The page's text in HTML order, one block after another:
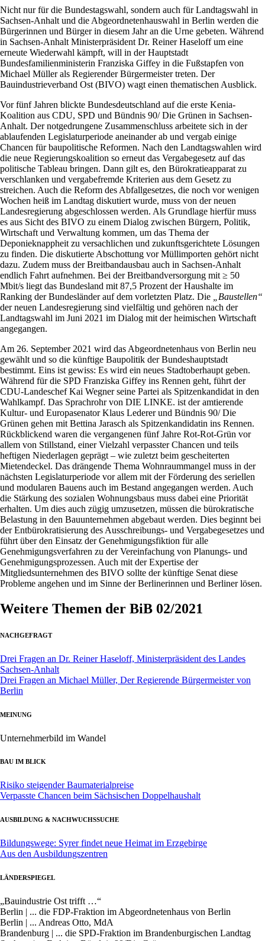
Nicht nur für die Bundestagswahl, sondern auch für Landtagswahl in
Sachsen-Anhalt und die Abgeordnetenhauswahl in Berlin werden die
Bürgerinnen und Bürger in diesem Jahr an die Urne gebeten. Während
in Sachsen-Anhalt Ministerpräsident Dr. Reiner Haseloff um eine
erneute Wiederwahl kämpft, will in der Hauptstadt
Bundesfamilienministerin Franziska Giffey in die Fußstapfen von
Michael Müller als Regierender Bürgermeister treten. Der
Bauindustrieverband Ost (BIVO) wagt einen thematischen Ausblick.
Vor fünf Jahren blickte Bundesdeutschland auf die erste Kenia-
Koalition aus CDU, SPD und Bündnis 90/ Die Grünen in Sachsen-
Anhalt. Der notgedrungene Zusammenschluss arbeitete sich in der
ablaufenden Legislaturperiode aneinander ab und vergab einige
Chancen für baupolitische Reformen. Nach den Landtagswahlen wird
die neue Regierungskoalition so erneut das Vergabegesetz auf das
politische Tableau bringen. Dann gilt es, den Bürokratieapparat zu
verschlanken und vergabefremde Kriterien aus dem Gesetz zu
streichen. Auch die Reform des Abfallgesetzes, die noch vor wenigen
Wochen heiß im Landtag diskutiert wurde, muss von der neuen
Landesregierung abgeschlossen werden. Als Grundlage hierfür muss
es aus Sicht des BIVO zu einem Dialog zwischen Bürgern, Politik,
Wirtschaft und Verwaltung kommen, um das Thema der
Deponieknappheit zu versachlichen und zukunftsgerichtete Lösungen
zu finden. Die diskutierte Abschottung vor Müllimporten gehört nicht
dazu. Zudem muss der Breitbandausbau auch in Sachsen-Anhalt
endlich Fahrt aufnehmen. Bei der Breitbandversorgung mit ≥ 50
Mbit/s liegt das Bundesland mit 87,5 Prozent der Haushalte im
Ranking der Bundesländer auf dem vorletzten Platz. Die
„Baustellen“
der neuen Landesregierung sind vielfältig und gehören nach der
Landtagswahl im Juni 2021 im Dialog mit der heimischen Wirtschaft
angegangen.
Am 26. September 2021 wird das Abgeordnetenhaus von Berlin neu
gewählt und so die künftige Baupolitik der Bundeshauptstadt
bestimmt. Eins ist gewiss: Es wird ein neues Stadtoberhaupt geben.
Während für die SPD Franziska Giffey ins Rennen geht, führt der
CDU-Landeschef Kai Wegner seine Partei als Spitzenkandidat in den
Wahlkampf. Das Sprachrohr von DIE LINKE. ist der amtierende
Kultur- und Europasenator Klaus Lederer und Bündnis 90/ Die
Grünen gehen mit Bettina Jarasch als Spitzenkandidatin ins Rennen.
Rückblickend waren die vergangenen fünf Jahre Rot-Rot-Grün vor
allem von Stillstand, einer Vielzahl verpasster Chancen und teils
heftigen Niederlagen geprägt – wie zuletzt beim gescheiterten
Mietendeckel. Das drängende Thema Wohnraummangel muss in der
nächsten Legislaturperiode vor allem mit der Förderung des seriellen
und modularen Bauens auch im Bestand angegangen werden. Auch
die Stärkung des sozialen Wohnungsbaus muss dabei eine Priorität
erhalten. Um dies auch zügig umzusetzen, müssen die bürokratische
Belastung in den Bauunternehmen abgebaut werden. Dies beginnt bei
der Entbürokratisierung des Ausschreibungs- und Vergabegesetzes und
führt über den Einsatz der Genehmigungsfiktion für alle
Genehmigungsverfahren zu der Vereinfachung von Planungs- und
Genehmigungsprozessen. Auch mit der Expertise der
Mitgliedsunternehmen des BIVO sollte der künftige Senat diese
Probleme angehen und im Sinne der Berlinerinnen und Berliner lösen.
Weitere Themen der BiB 02/2021
NACHGEFRAGT
Drei Fragen an Dr. Reiner Haseloff, Ministerpräsident des Landes
Sachsen-Anhalt
Drei Fragen an Michael Müller, Der Regierende Bürgermeister von
Berlin
MEINUNG
Unternehmerbild im Wandel
BAU IM BLICK
Risiko steigender Baumaterialpreise
Verpasste Chancen beim Sächsischen Doppelhaushalt
AUSBILDUNG & NACHWUCHSSUCHE
Bildungswege: Syrer findet neue Heimat im Erzgebirge
Aus den Ausbildungszentren
LÄNDERSPIEGEL
„Bauindustrie Ost trifft …“
Berlin | ... die FDP-Fraktion im Abgeordnetenhaus von Berlin
Berlin | ... Andreas Otto, MdA
Brandenburg | ... die SPD-Fraktion im Brandenburgischen Landtag